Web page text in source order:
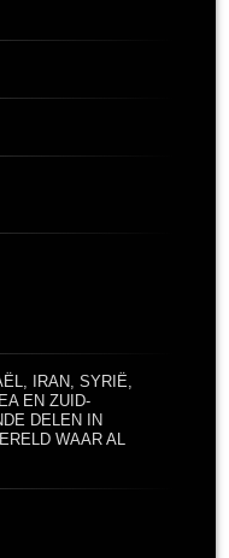
IRAN, SYRIË,
EN ZUID-
DELEN IN
WAAR AL